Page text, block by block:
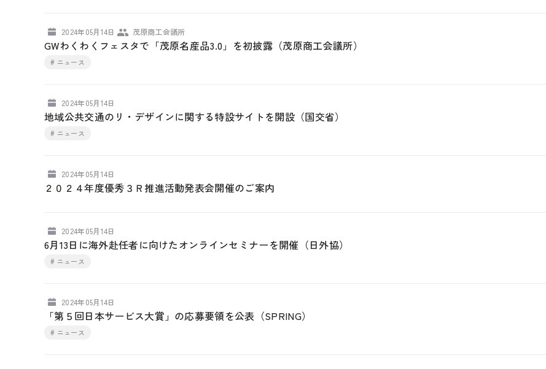
2024年05月14日 茂原商工会議所
GWわくわくフェスタで「茂原名産品3.0」を初披露（茂原商工会議所）
# ニュース
2024年05月14日
地域公共交通のリ・デザインに関する特設サイトを開設（国交省）
# ニュース
2024年05月14日
２０２４年度優秀３Ｒ推進活動発表会開催のご案内
2024年05月14日
6月13日に海外赴任者に向けたオンラインセミナーを開催（日外協）
# ニュース
2024年05月14日
「第５回日本サービス大賞」の応募要領を公表（SPRING）
# ニュース